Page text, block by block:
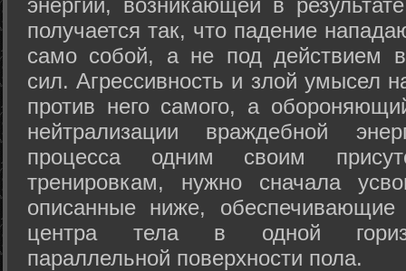
получается так, что падение
само собой, а не под действием
сил. Агрессивность и злой умысел
против него самого, а
нейтрализации враждебной
процесса одним своим
тренировкам, нужно сначала
описанные ниже, обеспечивающие
центра тела в одной
параллельной поверхности пола.